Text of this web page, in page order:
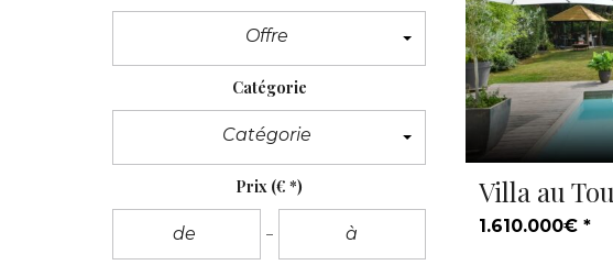
Offre
Catégorie
Catégorie
Prix (€ *) Villa au
1.610.000€ *